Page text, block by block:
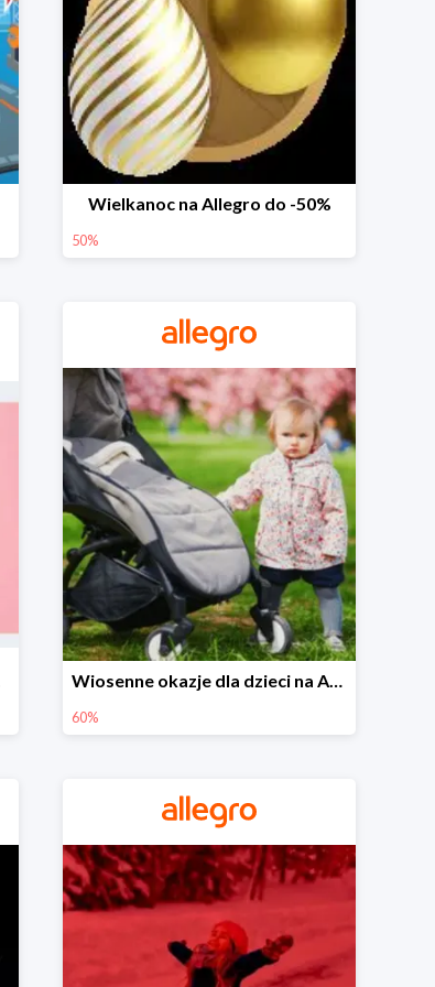
Wielkanoc na Allegro do -50%
50%
Wiosenne okazje dla dzieci na Allegro do -60%
60%